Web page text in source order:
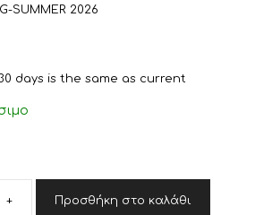
SUMMER 2026
days is the same as current
ΣΟΥΠΛΑ
Προσθήκη στο καλάθι